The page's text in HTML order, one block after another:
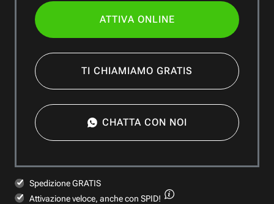
ATTIVA ONLINE
TI CHIAMIAMO GRATIS
CHATTA CON NOI
Spedizione GRATIS
Attivazione veloce, anche con SPID!